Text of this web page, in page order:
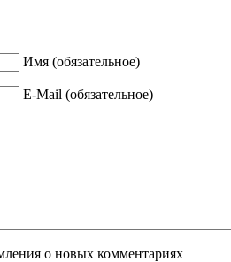
Имя (обязательное)
E-Mail (обязательное)
о новых комментариях